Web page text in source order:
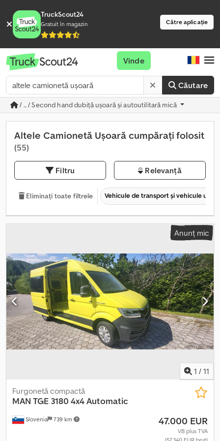
TruckScout24
Gratuit în magazin Către aplicație
Căutare
Vinde
/ ... / Second hand dubiţă uşoară şi autoutilitară mică
Altele Camionetă Ușoară cumpărați folosit
(55)
Filtru Relevanță
Eliminați toate filtrele Vehicule de transport şi vehicule
Anunț mic
1 / 11
Slovenia 739 km
Furgonetă compactă
MAN TGE 3180 4x4 Automatic
47.000 EUR
VB plus TVA